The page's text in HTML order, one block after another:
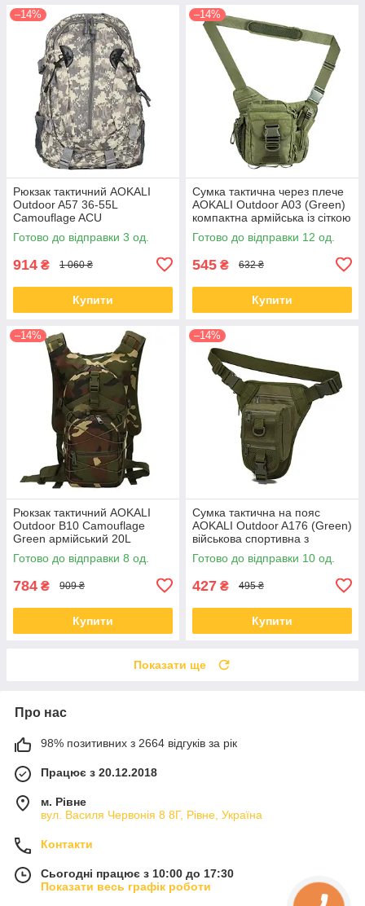
–14%
Рюкзак тактичний AOKALI
Outdoor A57 36-55L
Camouflage ACU
камуфляжний військовий із
сіткою для води
Готово до відправки 3 од.
914 ₴ 1 060 ₴
Купити
–14%
Сумка тактична через плече
AOKALI Outdoor A03 (Green)
компактна армійська із сіткою
для води
Готово до відправки 12 од.
545 ₴ 632 ₴
Купити
–14%
Рюкзак тактичний AOKALI
Outdoor B10 Camouflage
Green армійський 20L
Готово до відправки 8 од.
784 ₴ 909 ₴
Купити
–14%
Сумка тактична на пояс
AOKALI Outdoor A176 (Green)
військова спортивна з
регуляцією taktical
Готово до відправки 10 од.
427 ₴ 495 ₴
Купити
Показати ще
Про нас
98% позитивних з 2664 відгуків за рік
Працює з 20.12.2018
м. Рівне
вул. Василя Червонія 8 8Г, Рівне, Україна
Контакти
Сьогодні працює з 10:00 до 17:30
Показати весь графік роботи